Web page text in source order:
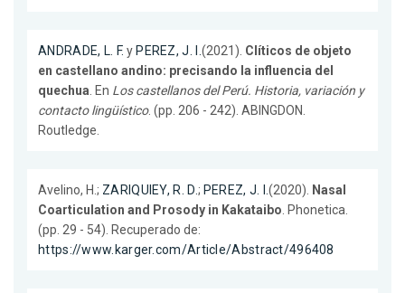
ANDRADE, L. F. y PEREZ, J. I.(2021). Clíticos de objeto
en castellano andino: precisando la influencia del
quechua. En Los castellanos del Perú. Historia, variación y
contacto lingüístico. (pp. 206 - 242). ABINGDON.
Routledge.
Avelino, H.; ZARIQUIEY, R. D.; PEREZ, J. I.(2020). Nasal
Coarticulation and Prosody in Kakataibo. Phonetica.
(pp. 29 - 54). Recuperado de:
https://www.karger.com/Article/Abstract/496408